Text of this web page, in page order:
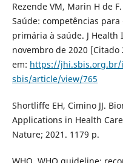
Rezende VM, Marin H de
Saúde: competências
primária à saúde. J
novembro de 2020 [Citado
em: https://
sbis/article/view/765
Shortliffe EH, Cimino JJ.
Applications in Health
Nature; 2021. 1179 p.